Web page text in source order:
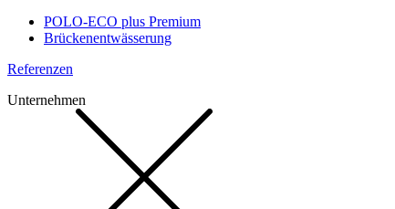
POLO-ECO plus Premium
Brückenentwässerung
Referenzen
Unternehmen